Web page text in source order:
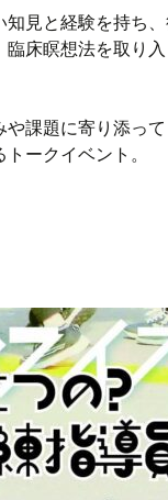
知見と経験を持ち
床瞑想法を取り入
課題に寄り添って
ークイベント。
リングでカウン